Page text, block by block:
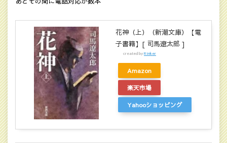
花神（上）（新潮文庫）【電
子書籍】[ 司馬遼太郎 ]
created byRinker
Amazon
楽天市場
Yahooショッピング